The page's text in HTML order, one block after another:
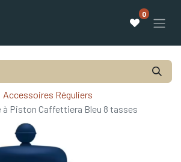
0
Accessoires Réguliers
à Piston Caffettiera Bleu 8 tasses